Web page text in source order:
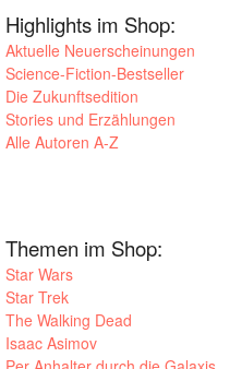
Highlights im Shop:
Aktuelle Neuerscheinungen
Science-Fiction-Bestseller
Die Zukunftsedition
Stories und Erzählungen
Alle Autoren A-Z
Themen im Shop:
Star Wars
Star Trek
The Walking Dead
Isaac Asimov